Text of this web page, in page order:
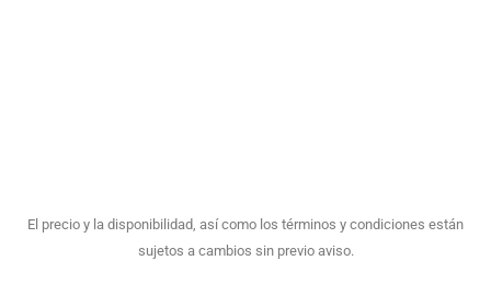
El precio y la disponibilidad, así como los términos y condiciones están
sujetos a cambios sin previo aviso.